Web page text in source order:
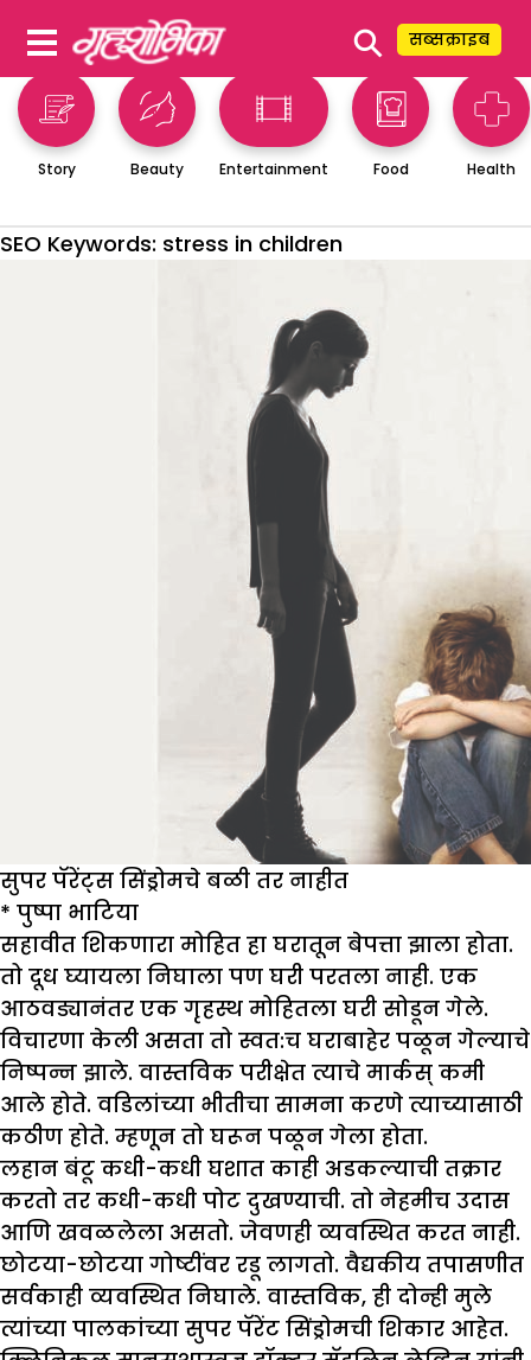
⚲ सब्सक्राइब
Story Beauty Entertainment Food Health
SEO Keywords: stress in children
सुपर पॅरेंट्स सिंड्रोमचे बळी तर नाहीत
* पुष्पा भाटिया
सहावीत शिकणारा मोहित हा घरातून बेपत्ता झाला होता.
तो दूध घ्यायला निघाला पण घरी परतला नाही. एक
आठवड्यानंतर एक गृहस्थ मोहितला घरी सोडून गेले.
विचारणा केली असता तो स्वत:च घराबाहेर पळून गेल्याचे
निष्पन्न झाले. वास्तविक परीक्षेत त्याचे मार्कस् कमी
आले होते. वडिलांच्या भीतीचा सामना करणे त्याच्यासाठी
कठीण होते. म्हणून तो घरून पळून गेला होता.
लहान बंटू कधी-कधी घशात काही अडकल्याची तक्रार
करतो तर कधी-कधी पोट दुखण्याची. तो नेहमीच उदास
आणि खवळलेला असतो. जेवणही व्यवस्थित करत नाही.
छोटया-छोटया गोष्टींवर रडू लागतो. वैद्यकीय तपासणीत
सर्वकाही व्यवस्थित निघाले. वास्तविक, ही दोन्ही मुले
त्यांच्या पालकांच्या सुपर पॅरेंट सिंड्रोमची शिकार आहेत.